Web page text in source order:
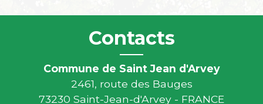
Contacts
Commune de Saint Jean d'Arvey
2461, route des Bauges
73230 Saint-Jean-d'Arvey - FRANCE